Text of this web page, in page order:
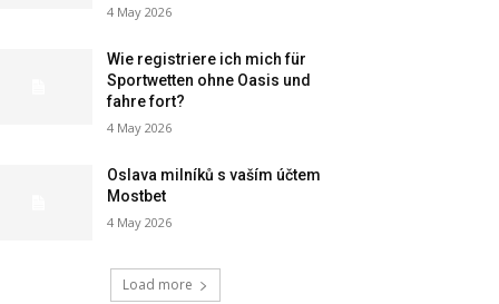
4 May 2026
Wie registriere ich mich für
Sportwetten ohne Oasis und
fahre fort?
4 May 2026
Oslava milníků s vaším účtem
Mostbet
4 May 2026
Load more